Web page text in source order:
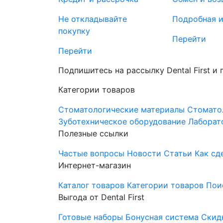
Не откладывайте
покупку
Перейти
Подробная
Перейти
Подпишитесь на рассылку Dental First и
Категории товаров
Стоматологические материалы
Зуботехническое оборудование
Полезные ссылки
Частые вопросы Новости Статьи Как
Интернет-магазин
Каталог товаров Категории товаров
Выгода от Dental First
Готовые наборы Бонусная система